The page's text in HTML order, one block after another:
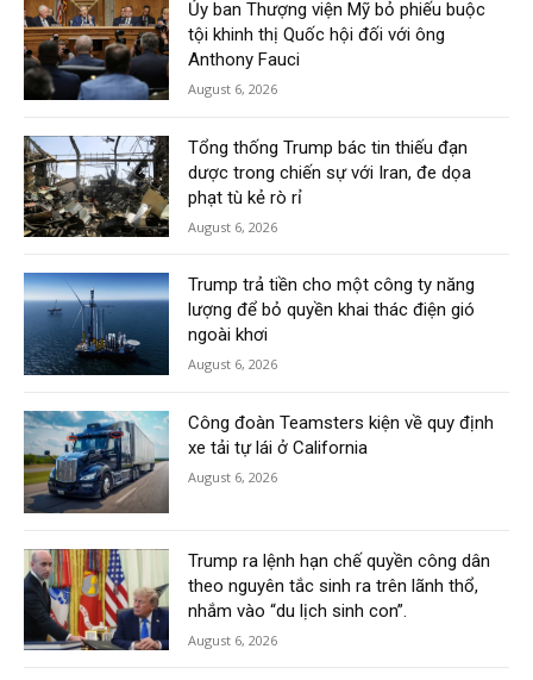
Ủy ban Thượng viện Mỹ bỏ phiếu buộc
tội khinh thị Quốc hội đối với ông
Anthony Fauci
August 6, 2026
Tổng thống Trump bác tin thiếu đạn
dược trong chiến sự với Iran, đe dọa
phạt tù kẻ rò rỉ
August 6, 2026
Trump trả tiền cho một công ty năng
lượng để bỏ quyền khai thác điện gió
ngoài khơi
August 6, 2026
Công đoàn Teamsters kiện về quy định
xe tải tự lái ở California
August 6, 2026
Trump ra lệnh hạn chế quyền công dân
theo nguyên tắc sinh ra trên lãnh thổ,
nhắm vào “du lịch sinh con”.
August 6, 2026